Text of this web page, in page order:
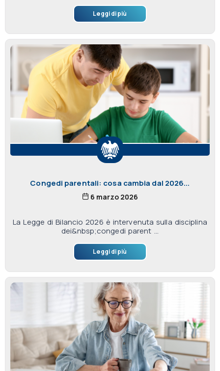
Leggi di più
Congedi parentali: cosa cambia dal 2026...
6 marzo 2026
La Legge di Bilancio 2026 è intervenuta sulla disciplina
dei&nbsp;congedi parent ...
Leggi di più